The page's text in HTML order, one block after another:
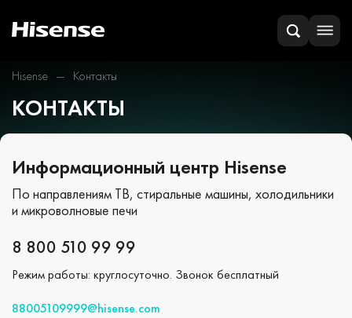
Hisense Контакты
КОНТАКТЫ
Информационный центр Hisense
По направлениям ТВ, стиральные машины, холодильники
и микроволновые печи
8 800 510 99 99
Режим работы: круглосуточно. Звонок бесплатный
88005109999@hisense.com